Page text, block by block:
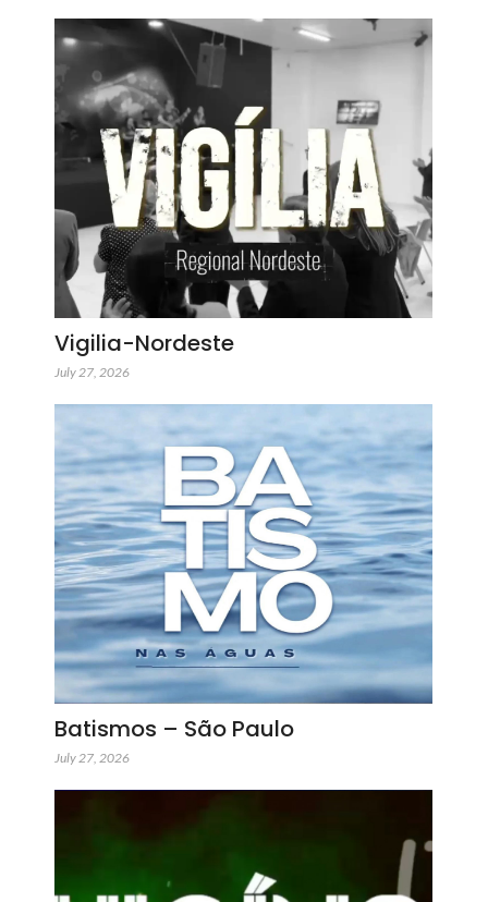
Vigilia-Nordeste
July 27, 2026
Batismos – São Paulo
July 27, 2026